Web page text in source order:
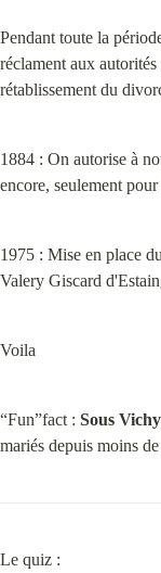
Pendant toute la
réclament aux
rétablissement du
1884 : On autorise à
encore, seulement
1975 : Mise en place
Valery Giscard
Voila
“Fun”fact : Sous Vichy
mariés depuis moins
Le quiz :